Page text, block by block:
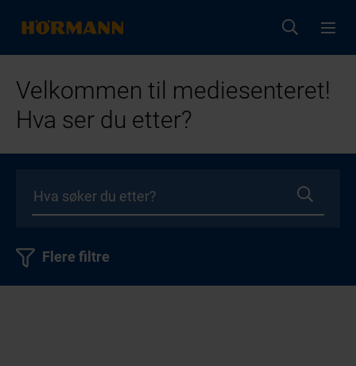
Velkommen til mediesenteret!
Hva ser du etter?
Flere filtre